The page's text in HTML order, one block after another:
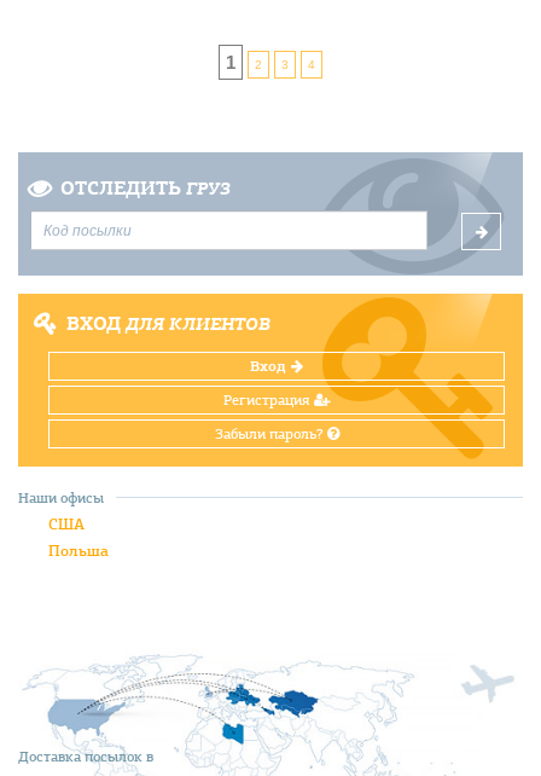
1 2 3 4
ОТСЛЕДИТЬ ГРУЗ
ВХОДДЛЯ КЛИЕНТОВ
Вход
Регистрация
Забыли пароль?
Доставка посылок в
Наши офисы
США
Польша